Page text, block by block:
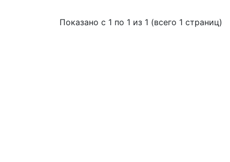
Показано с 1 по 1 из 1 (всего 1 страниц)